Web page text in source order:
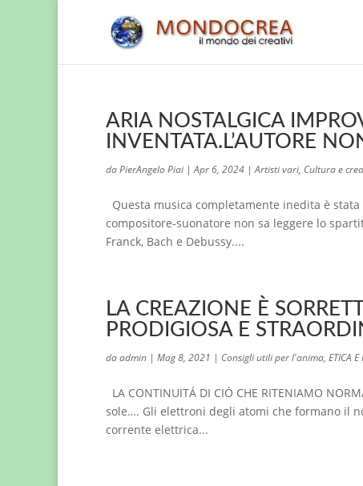
ARIA NOSTALGICA
INVENTATA.L’AUTORE
daPierAngelo Piai |Apr 6, 2024 |Artisti vari, Cultura e
Questa musica completamente inedita è
compositore-suonatore non sa leggere lo
Franck, Bach e Debussy....
LA CREAZIONE È
PRODIGIOSA E
daadmin | Mag 8, 2021 | Consigli utili per l'anima, ETICA
LA CONTINUITÁ DI CIÓ CHE RITENIAMO
sole…. Gli elettroni degli atomi che formano il
corrente elettrica...